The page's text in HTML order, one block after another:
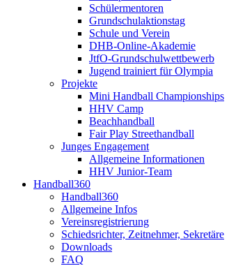
Schülermentoren
Grundschulaktionstag
Schule und Verein
DHB-Online-Akademie
JtfO-Grundschulwettbewerb
Jugend trainiert für Olympia
Projekte
Mini Handball Championships
HHV Camp
Beachhandball
Fair Play Streethandball
Junges Engagement
Allgemeine Informationen
HHV Junior-Team
Handball360
Handball360
Allgemeine Infos
Vereinsregistrierung
Schiedsrichter, Zeitnehmer, Sekretäre
Downloads
FAQ